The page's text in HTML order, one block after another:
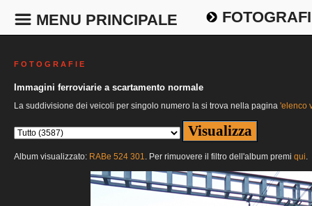
MENU PRINCIPALE
F O T O G R A F I E
Immagini ferroviarie a scartamento normale
La suddivisione dei veicoli per singolo numero la si trova nella pagina 'elenco
Album visualizzato: RABe 524 301. Per rimuovere il filtro dell'album premi qui.